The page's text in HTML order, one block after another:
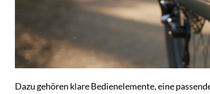
Dazu gehören klare Bedienelemente, eine